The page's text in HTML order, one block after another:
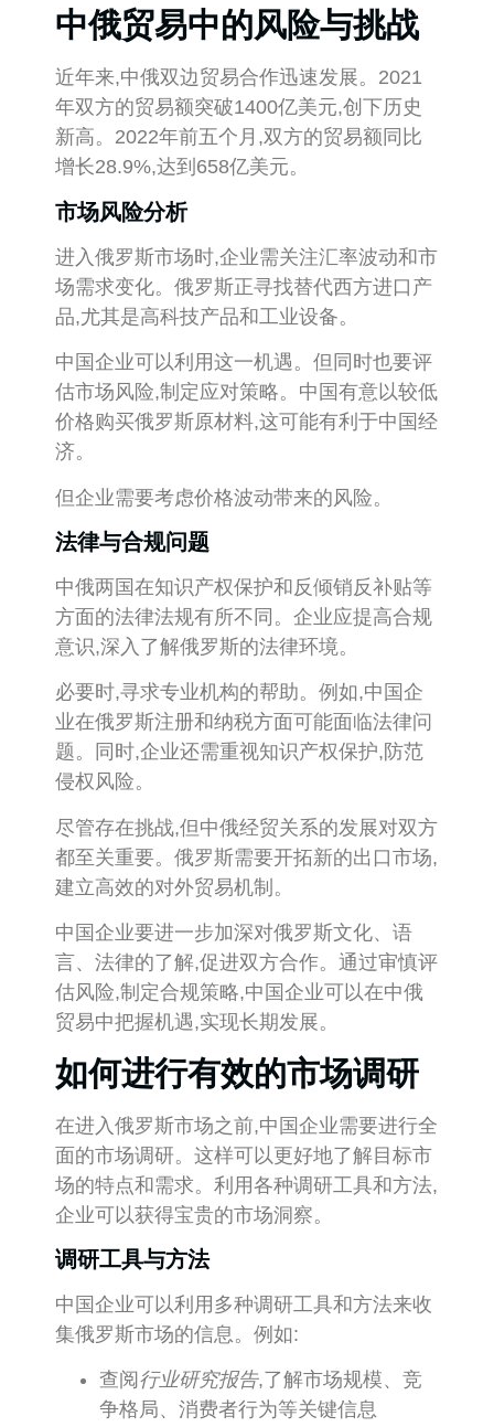
中俄贸易中的风险与挑战
近年来,中俄双边贸易合作迅速发展。2021
年双方的贸易额突破1400亿美元,创下历史
新高。2022年前五个月,双方的贸易额同比
增长28.9%,达到658亿美元。
市场风险分析
进入俄罗斯市场时,企业需关注汇率波动和市
场需求变化。俄罗斯正寻找替代西方进口产
品,尤其是高科技产品和工业设备。
中国企业可以利用这一机遇。但同时也要评
估市场风险,制定应对策略。中国有意以较低
价格购买俄罗斯原材料,这可能有利于中国经
济。
但企业需要考虑价格波动带来的风险。
法律与合规问题
中俄两国在知识产权保护和反倾销反补贴等
方面的法律法规有所不同。企业应提高合规
意识,深入了解俄罗斯的法律环境。
必要时,寻求专业机构的帮助。例如,中国企
业在俄罗斯注册和纳税方面可能面临法律问
题。同时,企业还需重视知识产权保护,防范
侵权风险。
尽管存在挑战,但中俄经贸关系的发展对双方
都至关重要。俄罗斯需要开拓新的出口市场,
建立高效的对外贸易机制。
中国企业要进一步加深对俄罗斯文化、语
言、法律的了解,促进双方合作。通过审慎评
估风险,制定合规策略,中国企业可以在中俄
贸易中把握机遇,实现长期发展。
如何进行有效的市场调研
在进入俄罗斯市场之前,中国企业需要进行全
面的市场调研。这样可以更好地了解目标市
场的特点和需求。利用各种调研工具和方法,
企业可以获得宝贵的市场洞察。
调研工具与方法
中国企业可以利用多种调研工具和方法来收
集俄罗斯市场的信息。例如:
查阅 行业研究报告,了解市场规模、竞
争格局、消费者行为等关键信息